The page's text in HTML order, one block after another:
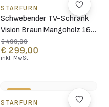
STARFURN
Schwebender TV-Schrank
Vision Braun Mangoholz 160
cm
€ 499,00
€ 299,00
inkl. MwSt.
STARFURN